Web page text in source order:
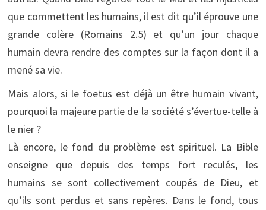
que commettent les humains, il est dit qu’il éprouve une
grande colère (Romains 2.5) et qu’un jour chaque
humain devra rendre des comptes sur la façon dont il a
mené sa vie.
Mais alors, si le foetus est déjà un être humain vivant,
pourquoi la majeure partie de la société s’évertue-telle à
le nier ?
Là encore, le fond du problème est spirituel. La Bible
enseigne que depuis des temps fort reculés, les
humains se sont collectivement coupés de Dieu, et
qu’ils sont perdus et sans repères. Dans le fond, tous